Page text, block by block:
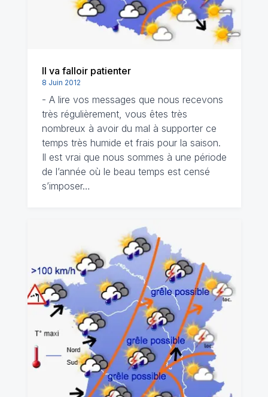
Il va falloir patienter
8 Juin 2012
- A lire vos messages que nous recevons
très régulièrement, vous êtes très
nombreux à avoir du mal à supporter ce
temps très humide et frais pour la saison.
Il est vrai que nous sommes à une période
de l’année où le beau temps est censé
s’imposer…